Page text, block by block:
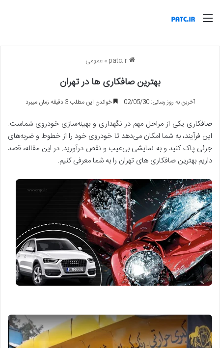
منو
patc.ir
» عمومی
بهترین صافکاری ها در تهران
آخرین به روز رسانی: 02/05/30 خواندن این مطلب 3 دقیقه زمان میبرد
صافکاری یکی از مراحل مهم در نگهداری و بهینه‌سازی خودروی شماست.
این فرآیند، به شما امکان می‌دهد تا خودروی خود را از خطوط و ضربه‌های
جزئی پاک کنید و به نمایشی بی‌عیب و نقص درآورید. در این مقاله، قصد
داریم بهترین صافکاری های تهران را به شما معرفی کنیم.